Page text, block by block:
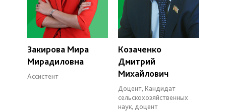
Закирова Мира
Мирадиловна
Ассистент
Козаченко
Дмитрий
Михайлович
Доцент, Кандидат
сельскохозяйственных
наук, доцент